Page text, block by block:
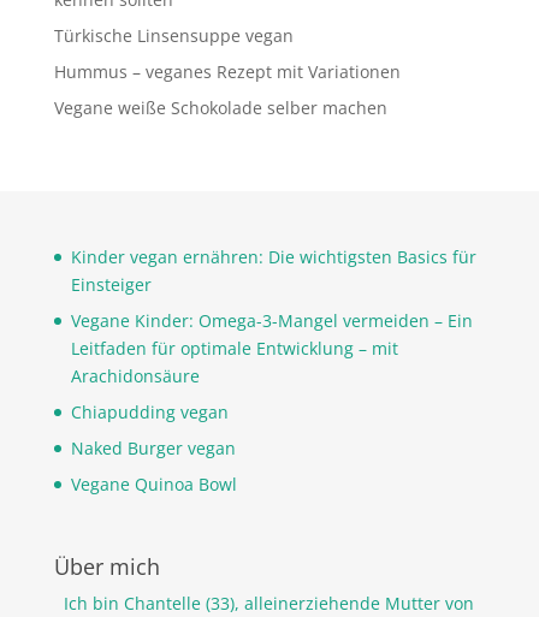
Türkische Linsensuppe vegan
Hummus – veganes Rezept mit Variationen
Vegane weiße Schokolade selber machen
Kinder vegan ernähren: Die wichtigsten Basics für
Einsteiger
Vegane Kinder: Omega-3-Mangel vermeiden – Ein
Leitfaden für optimale Entwicklung – mit
Arachidonsäure
Chiapudding vegan
Naked Burger vegan
Vegane Quinoa Bowl
Über mich
Ich bin Chantelle (33), alleinerziehende Mutter von